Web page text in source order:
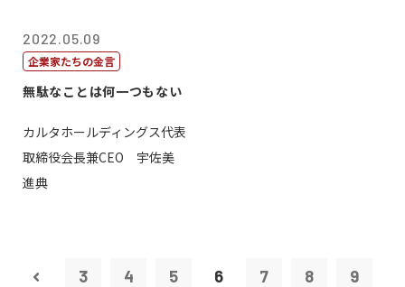
2022.05.09
企業家たちの金言
無駄なことは何一つもない
カルタホールディングス代表
取締役会長兼CEO 宇佐美
進典
3 4 5 6 7 8 9